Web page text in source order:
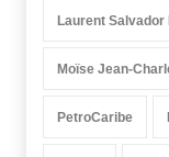
Laurent Salvador
Moïse Jean-
PetroCaribe